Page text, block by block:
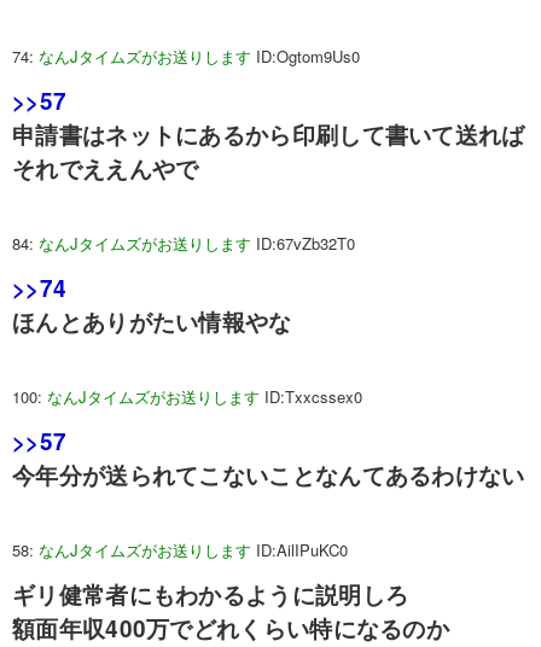
74: なんJタイムズがお送りします ID:Ogtom9Us0
>>57
申請書はネットにあるから印刷して書いて送れば
それでええんやで
84: なんJタイムズがお送りします ID:67vZb32T0
>>74
ほんとありがたい情報やな
100: なんJタイムズがお送りします ID:Txxcssex0
>>57
今年分が送られてこないことなんてあるわけない
58: なんJタイムズがお送りします ID:AilIPuKC0
ギリ健常者にもわかるように説明しろ
額面年収400万でどれくらい特になるのか